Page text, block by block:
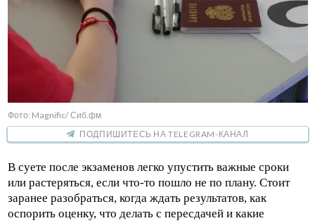
Фото: Magnific/ Сиб.фм
ПОДПИШИТЕСЬ НА TELEGRAM-КАНАЛ
В суете после экзаменов легко упустить важные сроки
или растеряться, если что-то пошло не по плану. Стоит
заранее разобраться, когда ждать результатов, как
оспорить оценку, что делать с пересдачей и какие